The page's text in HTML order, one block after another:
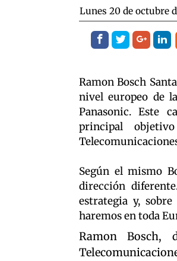
lunes 20 de octubre
Ramon Bosch
nivel europeo de
Panasonic. Este
principal
Según el mismo
dirección
estrategia y,
haremos en toda
Ramon Bosch,